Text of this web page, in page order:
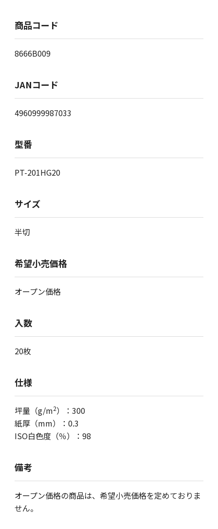
商品コード
8666B009
JANコード
4960999987033
型番
PT-201HG20
サイズ
半切
希望小売価格
オープン価格
入数
20枚
仕様
坪量（g/m2）：300
紙厚（mm）：0.3
ISO白色度（％）：98
備考
オープン価格の商品は、希望小売価格を定めておりま
せん。